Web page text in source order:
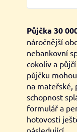
Půjčka 30
náročnější
nebankovní
cokoliv a
půjčku
na mateřské,
schopnost
formulář a
hotovosti
následující.